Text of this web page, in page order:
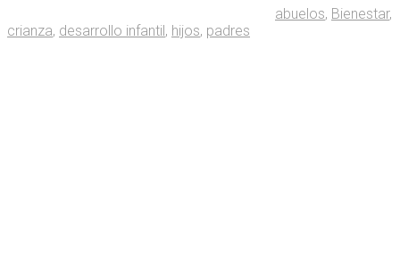
abuelos, Bienestar,
crianza, desarrollo infantil, hijos, padres